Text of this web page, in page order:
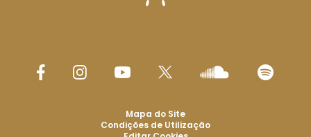
Mapa do Site
Condições de Utilização